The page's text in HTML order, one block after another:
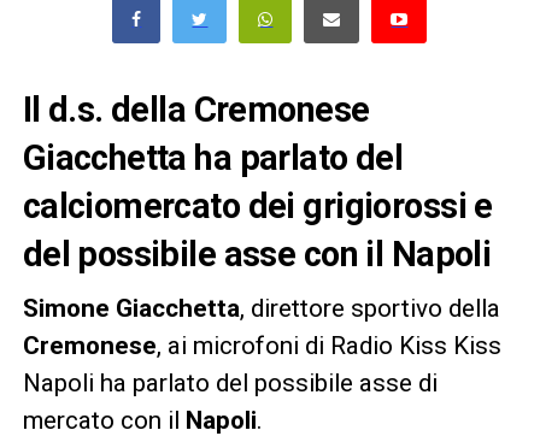
Il d.s. della Cremonese
Giacchetta ha parlato del
calciomercato dei grigiorossi e
del possibile asse con il Napoli
Simone Giacchetta, direttore sportivo della
Cremonese, ai microfoni di Radio Kiss Kiss
Napoli ha parlato del possibile asse di
mercato con il Napoli.